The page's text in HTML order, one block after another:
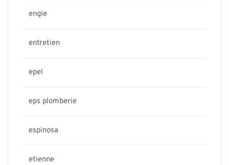
engie
entretien
epel
eps plomberie
espinosa
etienne